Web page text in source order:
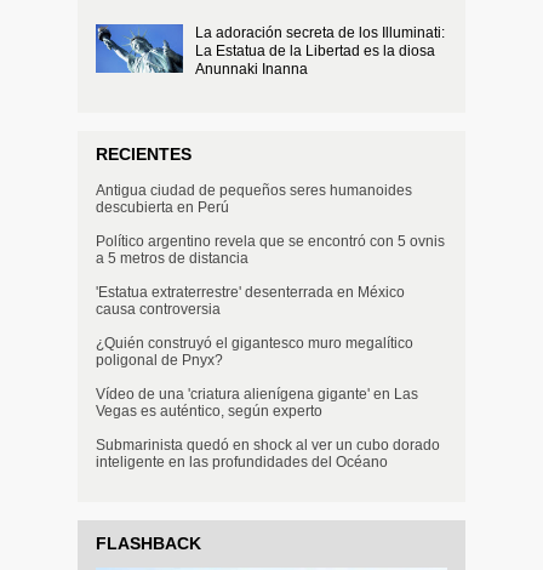
La adoración secreta de los Illuminati:
La Estatua de la Libertad es la diosa
Anunnaki Inanna
RECIENTES
Antigua ciudad de pequeños seres humanoides
descubierta en Perú
Político argentino revela que se encontró con 5 ovnis
a 5 metros de distancia
'Estatua extraterrestre' desenterrada en México
causa controversia
¿Quién construyó el gigantesco muro megalítico
poligonal de Pnyx?
Vídeo de una 'criatura alienígena gigante' en Las
Vegas es auténtico, según experto
Submarinista quedó en shock al ver un cubo dorado
inteligente en las profundidades del Océano
FLASHBACK